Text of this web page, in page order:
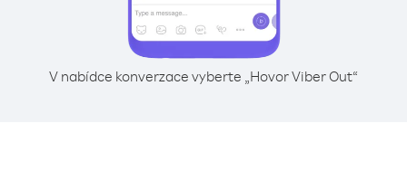
V nabídce konverzace vyberte „Hovor Viber Out“